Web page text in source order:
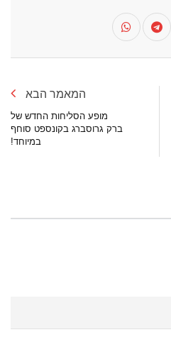
המאמר הבא
מופע הסליחות החדש של
ברק גרוסברג בקונספט סוחף
במיוחד!